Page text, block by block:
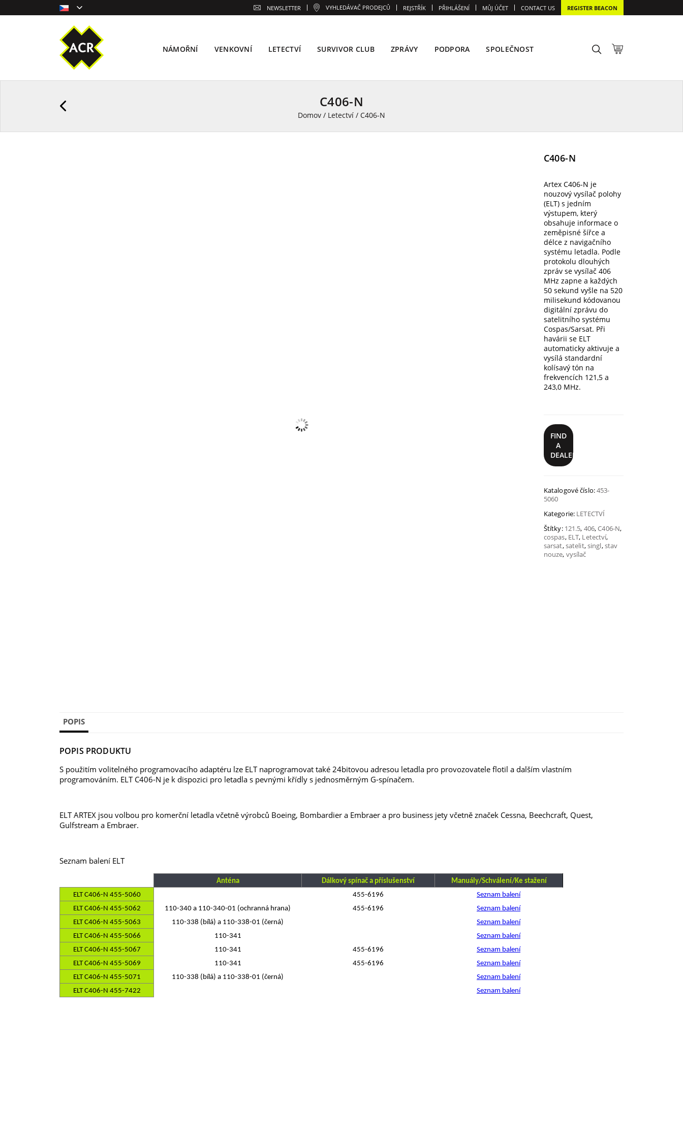
C406-N
Domov / Letectví / C406-N
C406-N
Artex C406-N je
nouzový vysílač polohy
(ELT) s jedním
výstupem, který
obsahuje informace o
zeměpisné šířce a
délce z navigačního
systému letadla. Podle
protokolu dlouhých
zpráv se vysílač 406
MHz zapne a každých
50 sekund vyšle na 520
milisekund kódovanou
digitální zprávu do
satelitního systému
Cospas/Sarsat. Při
havárii se ELT
automaticky aktivuje a
vysílá standardní
kolísavý tón na
frekvencích 121,5 a
243,0 MHz.
FIND
A
DEALER
Katalogové číslo:453-
5060
Kategorie: LETECTVÍ
Štítky: 121.5, 406,C406-N,
cospas, ELT, Letectví,
sarsat,satelit,singl,stav
nouze, vysílač
POPIS
POPIS PRODUKTU
S použitím volitelného programovacího adaptéru lze ELT naprogramovat také 24bitovou adresou letadla pro provozovatele flotil a dalším vlastním
programováním. ELT C406-N je k dispozici pro letadla s pevnými křídly s jednosměrným G-spínačem.
ELT ARTEX jsou volbou pro komerční letadla včetně výrobců Boeing, Bombardier a Embraer a pro business jety včetně značek Cessna, Beechcraft, Quest,
Gulfstream a Embraer.
Seznam balení ELT
Anténa Dálkový spínač a příslušenství
Manuály/Schválení/Ke stažení
ELT C406-N 455-5060
455-6196
Seznam balení
ELT C406-N 455-5062
110-340 a 110-340-01 (ochranná hrana) 455-6196
Seznam balení
ELT C406-N 455-5063
110-338 (bílá) a 110-338-01 (černá)
Seznam balení
ELT C406-N 455-5066
110-341
Seznam balení
ELT C406-N 455-5067
110-341 455-6196
Seznam balení
ELT C406-N 455-5069
110-341 455-6196
Seznam balení
ELT C406-N 455-5071
110-338 (bílá) a 110-338-01 (černá)
Seznam balení
ELT C406-N 455-7422
Seznam balení
NÁMOŘNÍ VENKOVNÍ LETECTVÍ SURVIVOR CLUB ZPRÁVY PODPORA SPOLEČNOST
NEWSLETTER VYHLEDÁVAČ PRODEJCŮ REJSTŘÍK PŘIHLÁŠENÍ MŮJ ÚČET CONTACT US REGISTER BEACON